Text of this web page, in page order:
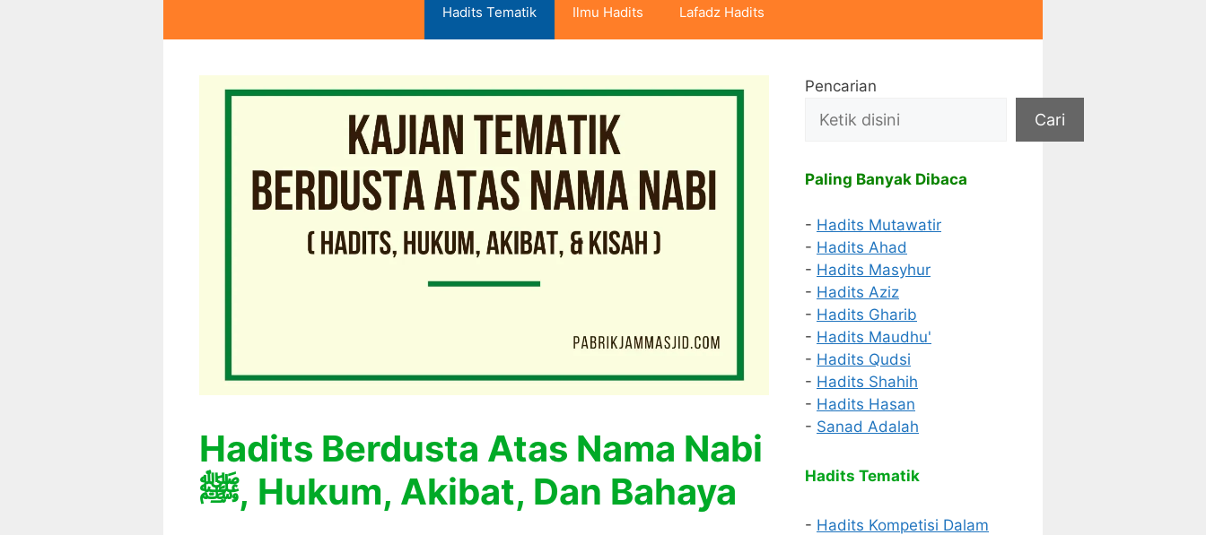
Hadits Tematik Ilmu Hadits Lafadz Hadits
Hadits Berdusta Atas Nama Nabi
ﷺ, Hukum, Akibat, Dan Bahaya
Pencarian
Cari
Paling Banyak Dibaca
- Hadits Mutawatir
- Hadits Ahad
- Hadits Masyhur
- Hadits Aziz
- Hadits Gharib
- Hadits Maudhu'
- Hadits Qudsi
- Hadits Shahih
- Hadits Hasan
- Sanad Adalah
Hadits Tematik
- Hadits Kompetisi Dalam